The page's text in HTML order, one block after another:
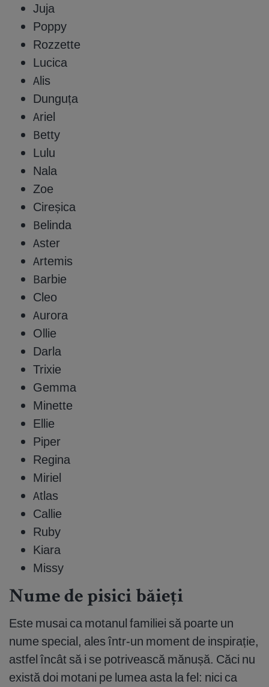
Juja
Poppy
Rozzette
Lucica
Alis
Dunguța
Ariel
Betty
Lulu
Nala
Zoe
Cireșica
Belinda
Aster
Artemis
Barbie
Cleo
Aurora
Ollie
Darla
Trixie
Gemma
Minette
Ellie
Piper
Regina
Miriel
Atlas
Callie
Ruby
Kiara
Missy
Nume de pisici băieți
Este musai ca motanul familiei să poarte un
nume special, ales într-un moment de inspirație,
astfel încât să i se potrivească mănușă. Căci nu
există doi motani pe lumea asta la fel: nici ca